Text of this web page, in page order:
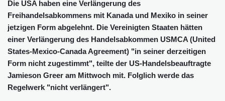
Die USA haben eine Verlängerung des
Freihandelsabkommens mit Kanada und Mexiko in seiner
jetzigen Form abgelehnt. Die Vereinigten Staaten hätten
einer Verlängerung des Handelsabkommen USMCA (United
States-Mexico-Canada Agreement) "in seiner derzeitigen
Form nicht zugestimmt", teilte der US-Handelsbeauftragte
Jamieson Greer am Mittwoch mit. Folglich werde das
Regelwerk "nicht verlängert".